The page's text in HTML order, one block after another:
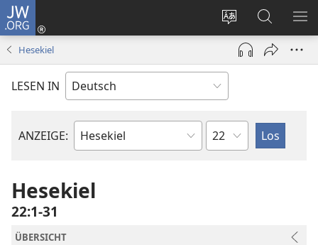
JW.ORG
Websitesprache
ändern
Anmelden
(öffnet
neues
Fenster)
Suche
Hesekiel
LESEN IN
ANZEIGE:
Bibelbuch
Kapitel
Hesekiel
22:1-31
ÜBERSICHT